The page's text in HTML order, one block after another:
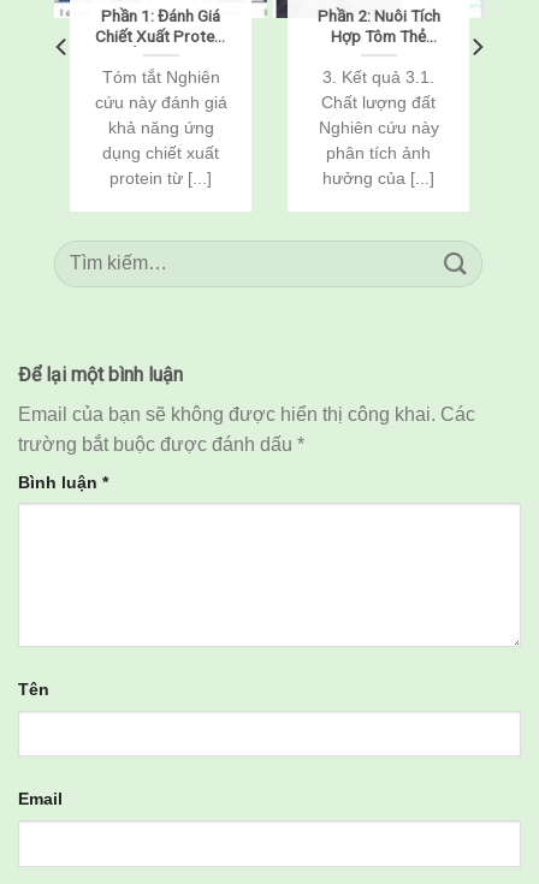
Phần 1: Đánh Giá
Chiết Xuất Protein
Từ Ấu Trùng Sâu
Bột Vàng
(Tenebrio molitor)
Như Một Chất Bảo
Vệ Chống Đông
Lạnh Cho Tôm Thẻ
Chân Trắng Đông
Tóm tắt Nghiên
cứu này đánh giá
khả năng ứng
dụng chiết xuất
protein từ [...]
Phần 2: Nuôi Tích
Hợp Tôm Thẻ
Chân Trắng
(Penaeus
vannamei) Và Cá
Rô Phi
(Oreochromis
niloticus) Thông
Qua Cải Tạo Đất
3. Kết quả 3.1.
Chất lượng đất
Nghiên cứu này
phân tích ảnh
hưởng của [...]
Để lại một bình luận
Email của bạn sẽ không được hiển thị công khai. Các
trường bắt buộc được đánh dấu *
Bình luận *
Tên
Email